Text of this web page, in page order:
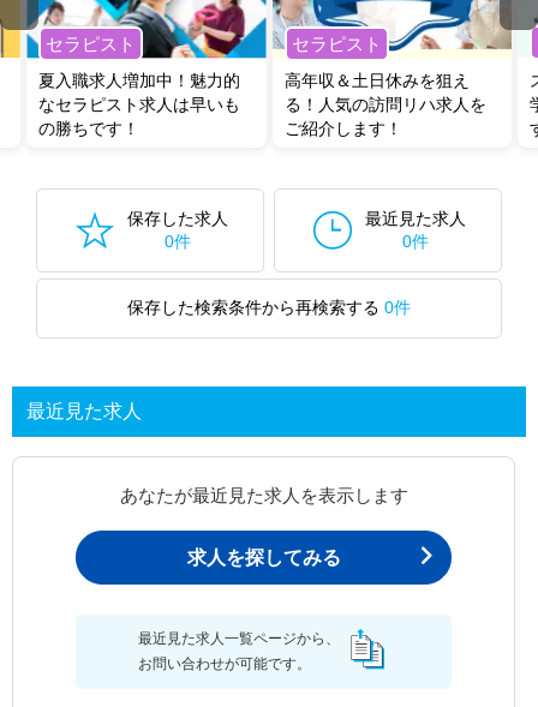
セラピスト
夏入職求人増加中！魅力的
なセラピスト求人は早いも
の勝ちです！
セラピスト
高年収＆土日休みを狙え
る！人気の訪問リハ求人を
ご紹介します！
保存した求人
0件
最近見た求人
0件
保存した検索条件から再検索する 0件
最近見た求人
あなたが最近見た求人を表示します
求人を探してみる
最近見た求人一覧ページから、
お問い合わせが可能です。